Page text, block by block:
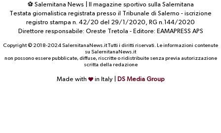
⚽ Salernitana News | Il magazine sportivo sulla Salernitana
Testata giornalistica registrata presso il Tribunale di Salerno - iscrizione
registro stampa n. 42/20 del 29/1/2020, RG n.144/2020
Direttore responsabile: Oreste Tretola - Editore: EAMAPRESS APS
Copyright © 2018-2024 SalernitanaNews.it Tutti i diritti riservati. Le informazioni contenute
su SalernitanaNews.it
non possono essere pubblicate, diffuse, riscritte o ridistribuite senza previa autorizzazione
scritta della redazione
Made with in Italy | DS Media Group